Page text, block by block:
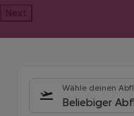
Next
Wähle deinen
Beliebiger